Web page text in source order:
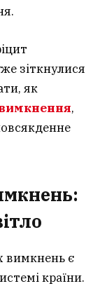
зіткнулися
як
вимкнення,
вимкнень є
країни.